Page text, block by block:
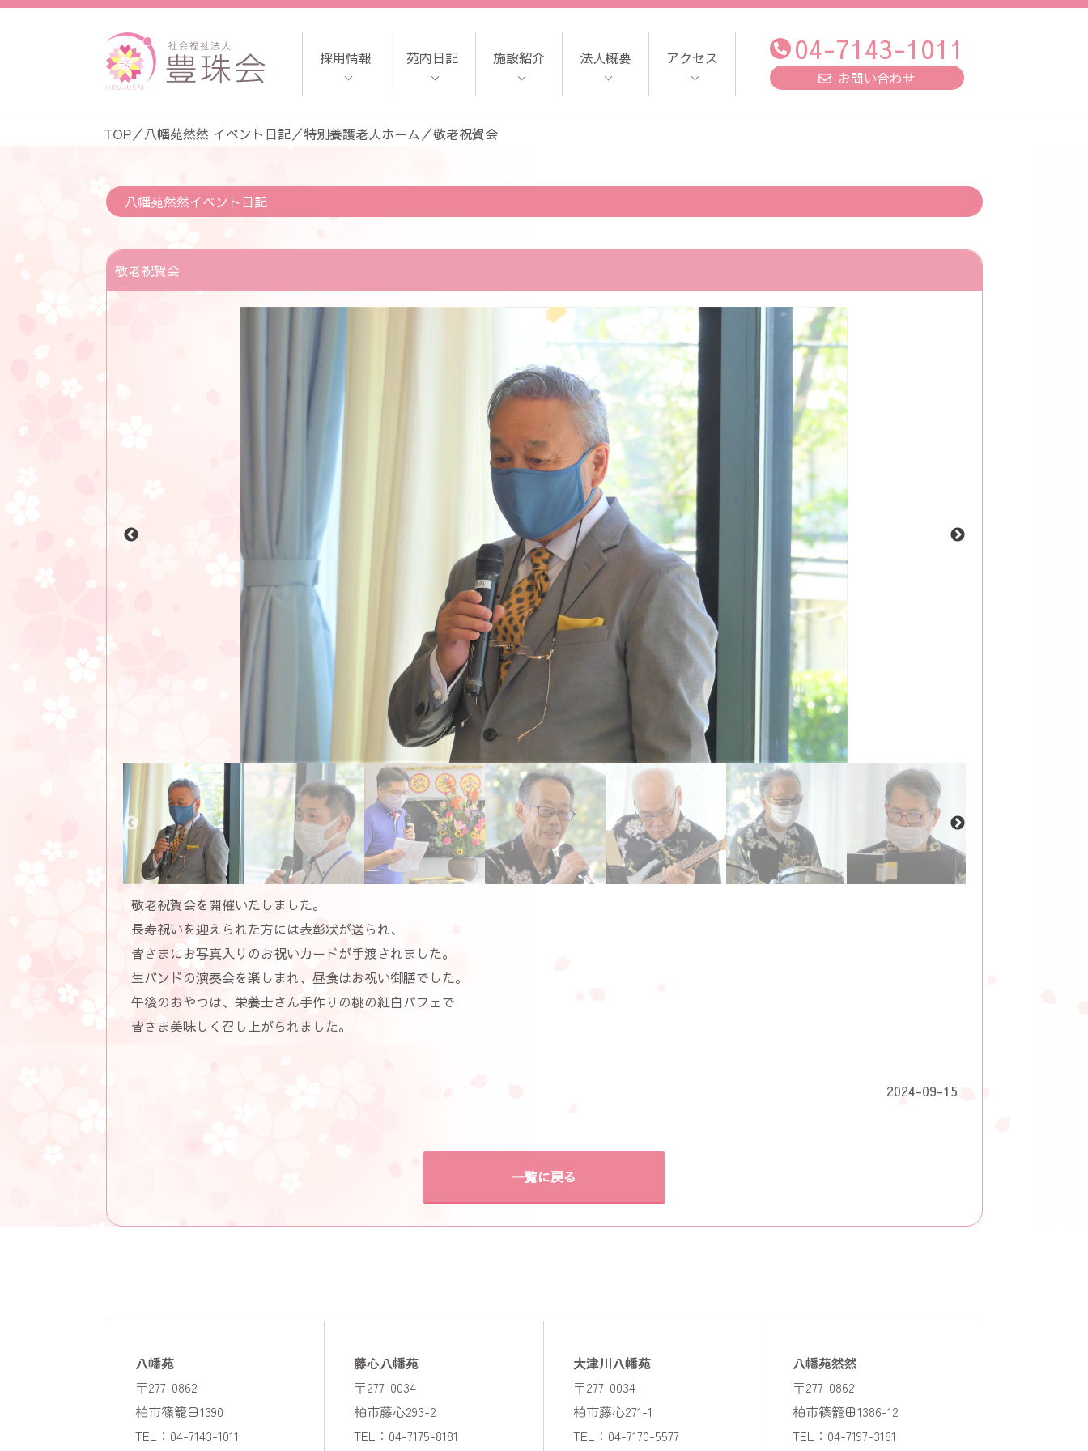
採用情報 苑内日記 施設紹介 法人概要 アクセス 04-7143-1011
お問い合わせ
TOP／八幡苑然然 イベント日記／特別養護老人ホーム ／敬老祝賀会
八幡苑然然イベント日記
敬老祝賀会
敬老祝賀会を開催いたしました。
長寿祝いを迎えられた方には表彰状が送られ、
皆さまにお写真入りのお祝いカードが手渡されました。
生バンドの演奏会を楽しまれ、昼食はお祝い御膳でした。
午後のおやつは、栄養士さん手作りの桃の紅白パフェで
皆さま美味しく召し上がられました。
2024-09-15
一覧に戻る
八幡苑
〒277-0862
柏市篠籠田1390
TEL：04-7143-1011
藤心八幡苑
〒277-0034
柏市藤心293-2
TEL：04-7175-8181
大津川八幡苑
〒277-0034
柏市藤心271-1
TEL：04-7170-5577
八幡苑然然
〒277-0862
柏市篠籠田1386-12
TEL：04-7197-3161